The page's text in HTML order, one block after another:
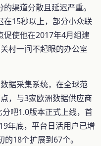
渠道分散且延迟严重。
在15秒以上，部分小众联
促使他在2017年4月组建
村一间不起眼的办公室
据采集系统，在全球范
，与3家欧洲数据供应商
吧1.0版本正式上线，首
年底，平台日活用户已增
18个扩展到67个。